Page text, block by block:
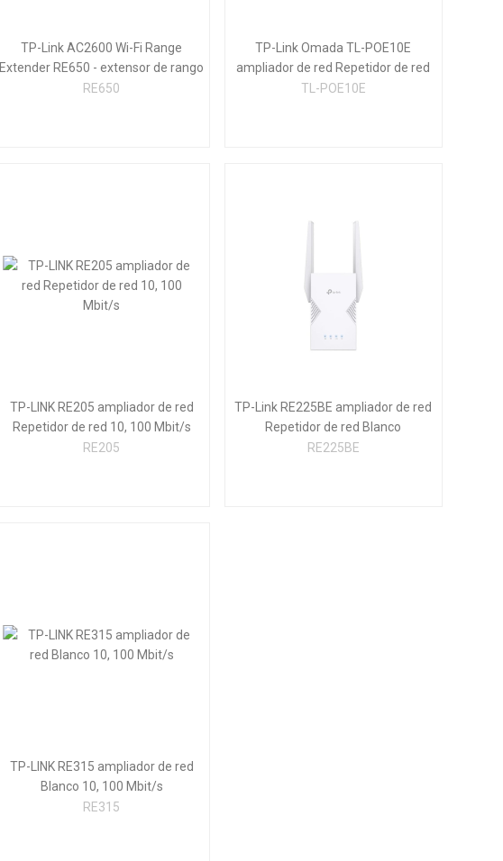
TP-Link AC2600 Wi-Fi Range
Extender RE650 - extensor de rango
Wi-Fi - Wi-Fi 5
RE650
TP-Link Omada TL-POE10E
ampliador de red Repetidor de red
Negro 10, 100 Mbit/s
TL-POE10E
TP-LINK RE205 ampliador de red
Repetidor de red 10, 100 Mbit/s
RE205
TP-Link RE225BE ampliador de red
Repetidor de red Blanco
RE225BE
TP-LINK RE315 ampliador de red
Blanco 10, 100 Mbit/s
RE315